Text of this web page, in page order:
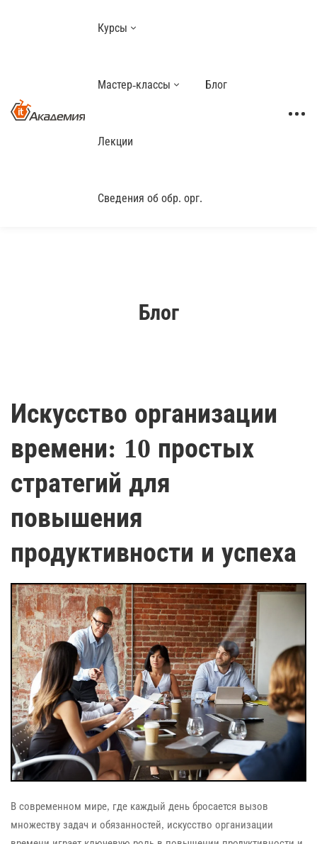
Курсы
Мастер-классы Блог
Лекции
Сведения об обр. орг.
Блог
Искусство организации
времени: 10 простых
стратегий для
повышения
продуктивности и успеха
В современном мире, где каждый день бросается вызов
множеству задач и обязанностей, искусство организации